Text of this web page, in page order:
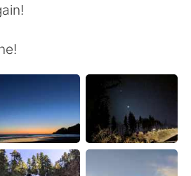
Indonesia
Tiếng Việt